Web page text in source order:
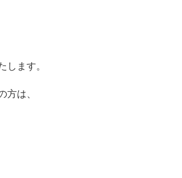
します。
方は、